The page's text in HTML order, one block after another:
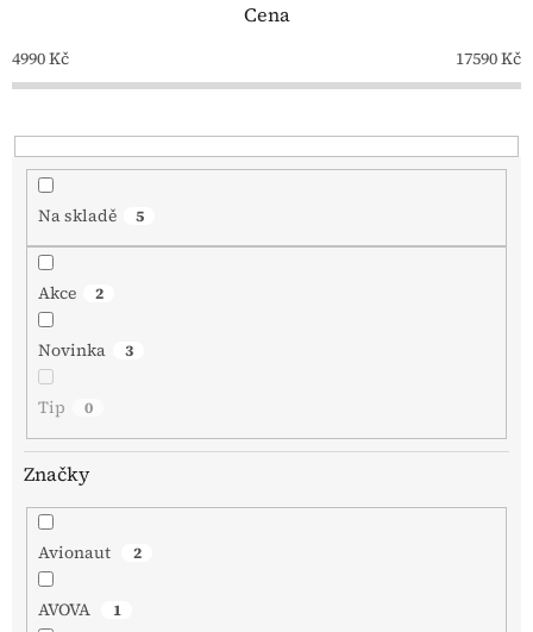
o
d
k
t
Cena
4990Kč 17590Kč
Na skladě 5
Akce 2
Novinka 3
Tip 0
Značky
Avionaut 2
AVOVA 1